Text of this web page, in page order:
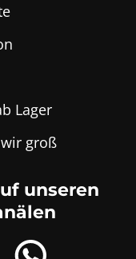
Lager
wir groß
unseren